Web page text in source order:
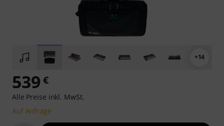
+14
539 €
Alle Preise inkl. MwSt.
Auf Anfrage